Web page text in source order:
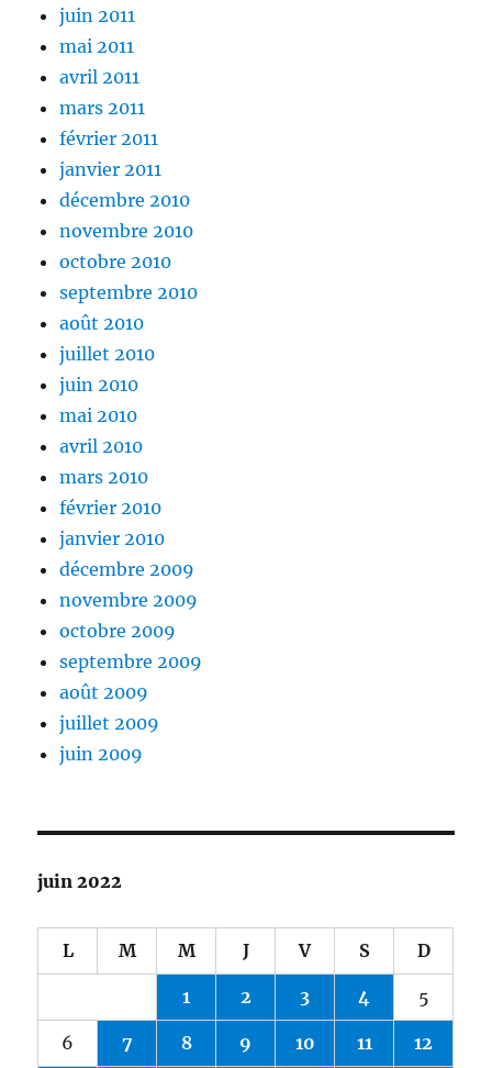
juin 2011
mai 2011
avril 2011
mars 2011
février 2011
janvier 2011
décembre 2010
novembre 2010
octobre 2010
septembre 2010
août 2010
juillet 2010
juin 2010
mai 2010
avril 2010
mars 2010
février 2010
janvier 2010
décembre 2009
novembre 2009
octobre 2009
septembre 2009
août 2009
juillet 2009
juin 2009
juin 2022
L M M J V S D
1 2 3 4 5
6 7 8 9 10 11 12